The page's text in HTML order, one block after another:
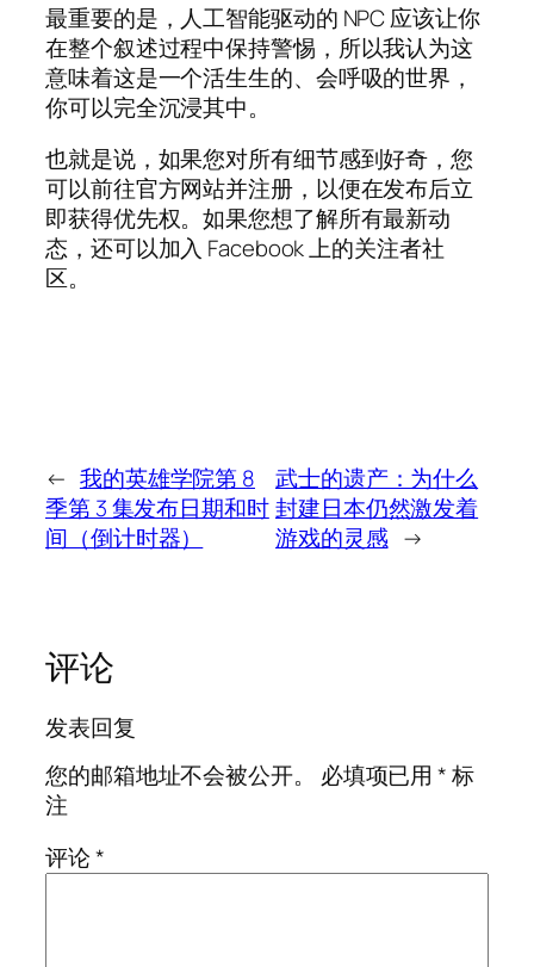
最重要的是，人工智能驱动的 NPC 应该让你
在整个叙述过程中保持警惕，所以我认为这
意味着这是一个活生生的、会呼吸的世界，
你可以完全沉浸其中。
也就是说，如果您对所有细节感到好奇，您
可以前往官方网站并注册，以便在发布后立
即获得优先权。如果您想了解所有最新动
态，还可以加入 Facebook 上的关注者社
区。
← 我的英雄学院第 8
季第 3 集发布日期和时
间（倒计时器）
武士的遗产：为什么
封建日本仍然激发着
游戏的灵感 →
评论
发表回复
您的邮箱地址不会被公开。
必填项已用*标
注
评论*